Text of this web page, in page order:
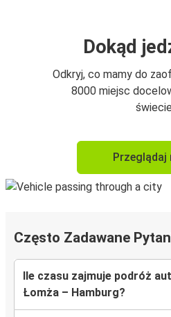
Dokąd
Odkryj, co mamy do
8000 miejsc
Przeglądaj
Często Zadawane
Ile czasu zajmuje podróż
Łomża – Hamburg?